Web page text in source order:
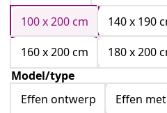
100 x 200 cm
140 x 190
160 x 200 cm
180 x 200
Model/type
Effen ontwerp
Effen